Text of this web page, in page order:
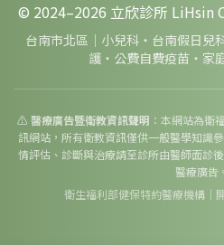
© 2024–2026 立欣診所 LiHsin
台南市北區｜小兒科・台南假日兒
護・公費自費疫苗・家
⚠️ 醫療廣告暨衛教資訊聲明 ：本網站為衛
訊網站，所有衛教資訊僅供一般醫學知識
情評估、診斷與治療請至診所由醫師面診
醫療廣告
衛生福利部健保特約醫療機構｜